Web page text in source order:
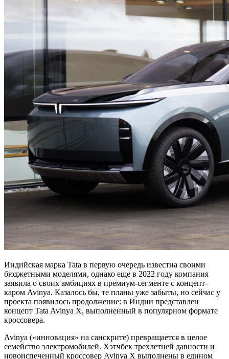
Индийская марка Tata в первую очередь известна своими
бюджетными моделями, однако еще в 2022 году компания
заявила о своих амбициях в премиум-сегменте с концепт-
каром Avinya. Казалось бы, те планы уже забыты, но сейчас у
проекта появилось продолжение: в Индии представлен
концепт Tata Avinya X, выполненный в популярном формате
кроссовера.
Avinya («инновация» на санскрите) превращается в целое
семейство электромобилей. Хэтчбек трехлетней давности и
новоиспеченный кроссовер Avinya X выполнены в едином